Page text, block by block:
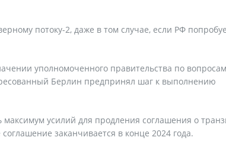
потоку-2, даже в том случае, если РФ
уполномоченного правительства по вопросам
Берлин предпринял шаг к выполнению
усилий для продления соглашения о
заканчивается в конце 2024 года.